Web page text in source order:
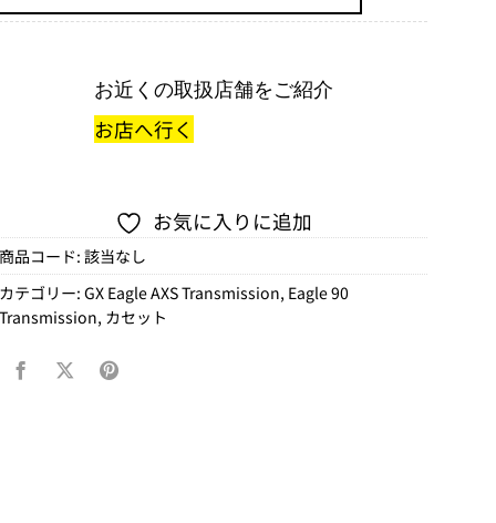
お近くの取扱店舗をご紹介
お店へ行く
お気に入りに追加
商品コード:該当なし
カテゴリー:GX Eagle AXS Transmission, Eagle 90
Transmission, カセット